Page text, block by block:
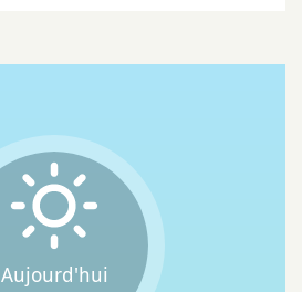
Aujourd'hui